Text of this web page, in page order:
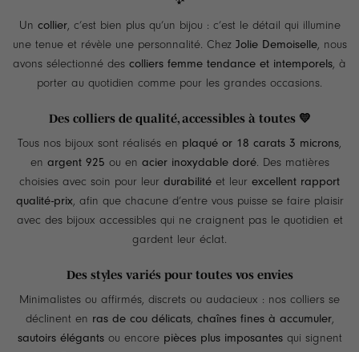
Un collier, c’est bien plus qu’un bijou : c’est le détail qui illumine
une tenue et révèle une personnalité. Chez Jolie Demoiselle, nous
avons sélectionné des colliers femme tendance et intemporels, à
porter au quotidien comme pour les grandes occasions.
Des colliers de qualité, accessibles à toutes 💛
Tous nos bijoux sont réalisés en plaqué or 18 carats 3 microns,
en argent 925 ou en acier inoxydable doré. Des matières
choisies avec soin pour leur durabilité et leur excellent rapport
qualité-prix, afin que chacune d’entre vous puisse se faire plaisir
avec des bijoux accessibles qui ne craignent pas le quotidien et
gardent leur éclat.
Des styles variés pour toutes vos envies
Minimalistes ou affirmés, discrets ou audacieux : nos colliers se
déclinent en ras de cou délicats, chaînes fines à accumuler,
sautoirs élégantsou encore pièces plus imposantesqui signent